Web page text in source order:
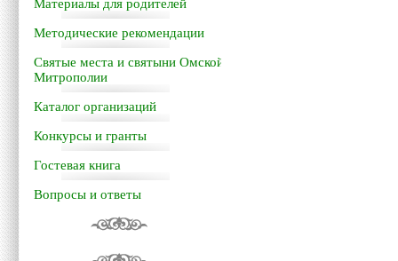
Материалы для родителей
Методические рекомендации
Святые места и святыни Омской
Митрополии
Каталог организаций
Конкурсы и гранты
Гостевая книга
Вопросы и ответы